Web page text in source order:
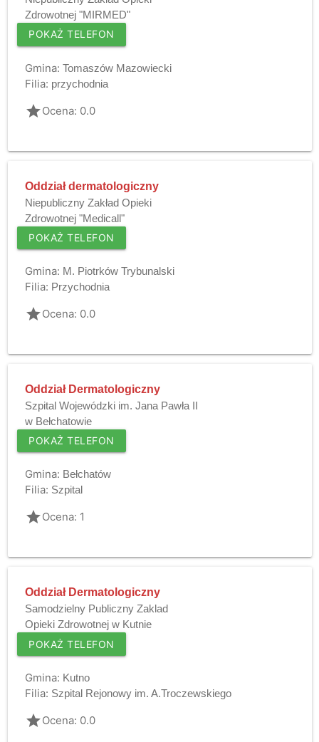
Zdrowotnej "MIRMED"
POKAŻ TELEFON
Gmina: Tomaszów Mazowiecki
Filia: przychodnia
gradeOcena: 0.0
Oddział dermatologiczny
Niepubliczny Zakład Opieki
Zdrowotnej "Medicall"
POKAŻ TELEFON
Gmina: M. Piotrków Trybunalski
Filia: Przychodnia
gradeOcena: 0.0
Oddział Dermatologiczny
Szpital Wojewódzki im. Jana Pawła II
w Bełchatowie
POKAŻ TELEFON
Gmina: Bełchatów
Filia: Szpital
gradeOcena: 1
Oddział Dermatologiczny
Samodzielny Publiczny Zaklad
Opieki Zdrowotnej w Kutnie
POKAŻ TELEFON
Gmina: Kutno
Filia: Szpital Rejonowy im. A.Troczewskiego
gradeOcena: 0.0